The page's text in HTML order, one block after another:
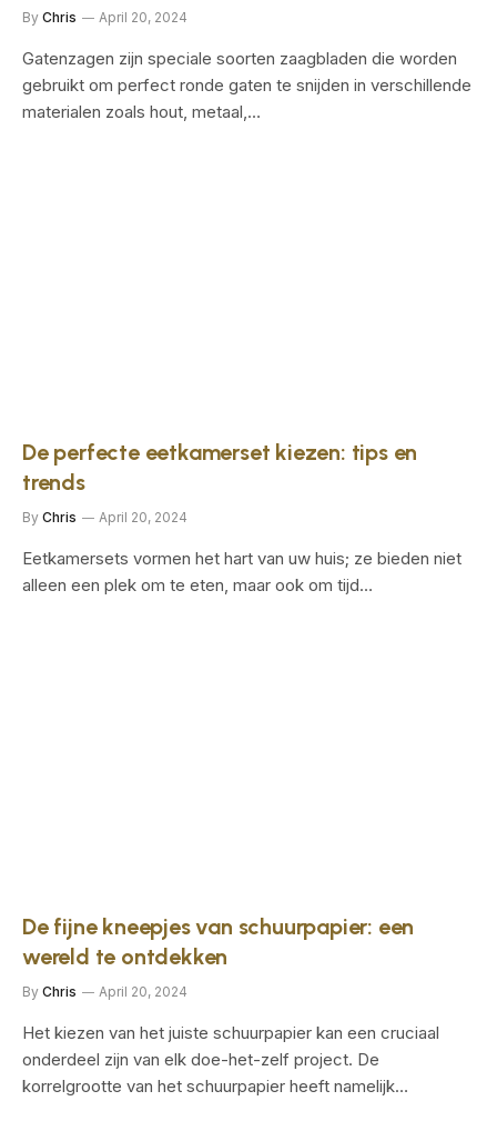
By Chris April 20, 2024
Gatenzagen zijn speciale soorten zaagbladen die worden
gebruikt om perfect ronde gaten te snijden in verschillende
materialen zoals hout, metaal,…
De perfecte eetkamerset kiezen: tips en
trends
By Chris April 20, 2024
Eetkamersets vormen het hart van uw huis; ze bieden niet
alleen een plek om te eten, maar ook om tijd…
De fijne kneepjes van schuurpapier: een
wereld te ontdekken
By Chris April 20, 2024
Het kiezen van het juiste schuurpapier kan een cruciaal
onderdeel zijn van elk doe-het-zelf project. De
korrelgrootte van het schuurpapier heeft namelijk…